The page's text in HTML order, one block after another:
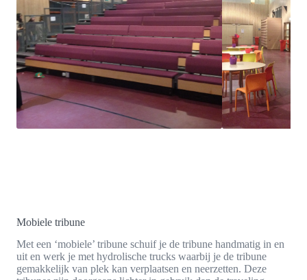
Mobiele tribune
Met een ‘mobiele’ tribune schuif je de tribune handmatig in en
uit en werk je met hydrolische trucks waarbij je de tribune
gemakkelijk van plek kan verplaatsen en neerzetten. Deze